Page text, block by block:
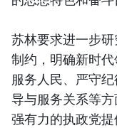
苏林要求进一步
制约，明确新时代
服务人民、严守
导与服务关系等
强有力的执政党提